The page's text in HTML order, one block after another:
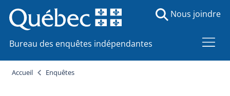
Bureau des enquêtes indépendantes
Nous joindre
Accueil Enquêtes